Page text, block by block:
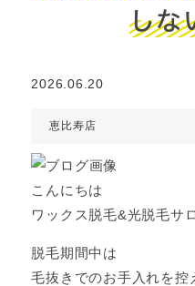
しな
2026.06.20
恵比寿店
こんにちは
ワックス脱毛&光脱毛サ
脱毛期間中は
毛抜きでのお手入れを控